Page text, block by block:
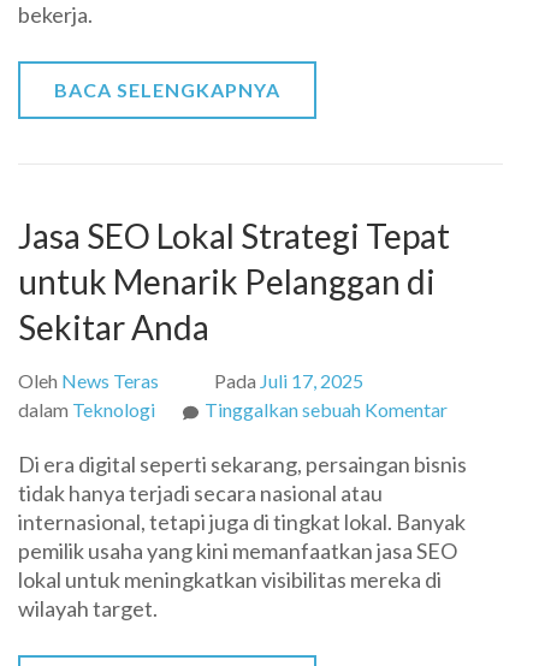
bekerja.
BACA SELENGKAPNYA
Jasa SEO Lokal Strategi Tepat
untuk Menarik Pelanggan di
Sekitar Anda
Oleh News Teras Pada Juli 17, 2025
dalam Teknologi Tinggalkan sebuah Komentarpada
SEO
Strategi
Tepat
Di era digital seperti sekarang, persaingan bisnis
tidak hanya terjadi secara nasional atau
internasional, tetapi juga di tingkat lokal. Banyak
pemilik usaha yang kini memanfaatkan jasa SEO
lokal untuk meningkatkan visibilitas mereka di
wilayah target.